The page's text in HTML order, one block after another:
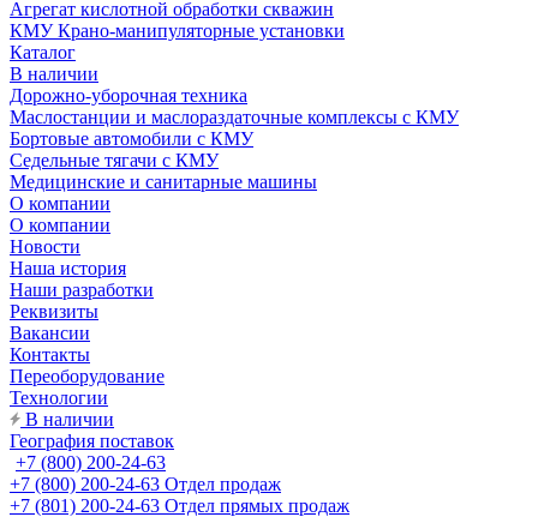
Агрегат кислотной обработки скважин
КМУ Крано-манипуляторные установки
Каталог
В наличии
Дорожно-уборочная техника
Маслостанции и маслораздаточные комплексы с КМУ
Бортовые автомобили с КМУ
Седельные тягачи с КМУ
Медицинские и санитарные машины
О компании
О компании
Новости
Наша история
Наши разработки
Реквизиты
Вакансии
Контакты
Переоборудование
Технологии
В наличии
География поставок
+7 (800) 200-24-63
+7 (800) 200-24-63 Отдел продаж
+7 (801) 200-24-63 Отдел прямых продаж